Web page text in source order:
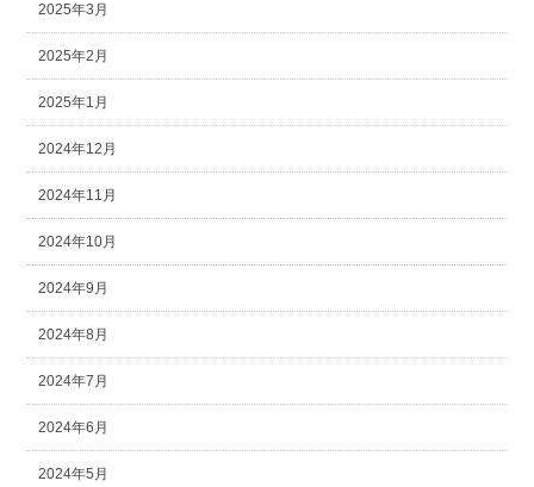
2025年3月
2025年2月
2025年1月
2024年12月
2024年11月
2024年10月
2024年9月
2024年8月
2024年7月
2024年6月
2024年5月